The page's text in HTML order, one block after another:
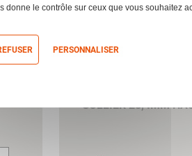
COLLIER 25,4MM
donne le contrôle sur ceux que vous souhaitez
PERSONNALISER